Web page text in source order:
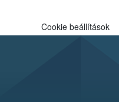
Cookie beállítások